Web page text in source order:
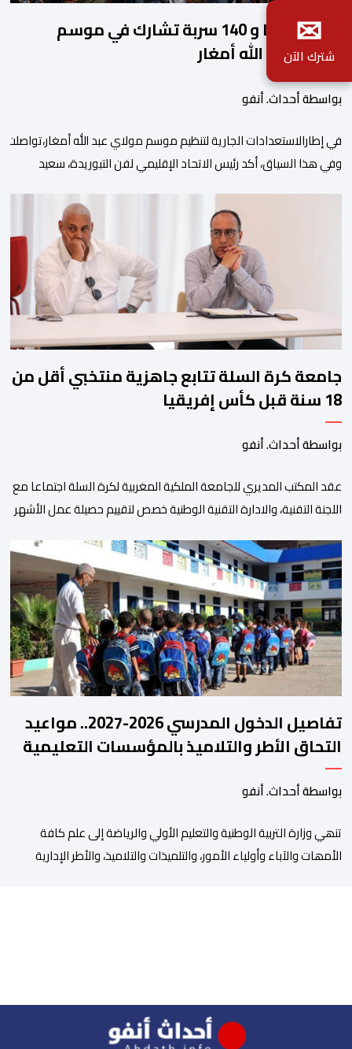
2140 فارسا و 140 سربة تشارك في موسم
مولاي عبد الله أمغار
بواسطة أحداث. أنفو
في إطارالاستعدادات الجارية لتنظيم موسم مولاي عبد الله
وفي هذا السياق، أكد رئيس الاتحاد الإقليمي لفن التبوريدة، سعيد
ولم تخل هذه الدورة من مؤشرات إيجابية على مستوى تنوعالمشاركة،
وتبرز هذه الأرقام الحجم الكبير الذي باتت تعرفه تظاهرةالتبوريدة
ومن المرتقب أن تعرف فعاليات الموسم إقبالا جماهيريا
واسعا،في ظل الشغف الكبير الذي يحظى به فن التبوريدة، باعتبارهأحد
جامعة كرة السلة تتابع جاهزية منتخبي أقل من
18 سنة قبل كأس إفريقيا
بواسطة أحداث. أنفو
عقد المكتب المديري للجامعة الملكية المغربية لكرة السلة اجتماعا مع
اللجنة التقنية، والادارة التقنية الوطنية خصص لتقييم حصيلة عمل الأشهر
المنتخبات الوطنية خلال الفترة الأخيرة. وشهد الاجتماع تقديم عرض
مفصل حول مشاركة المنتخبين الوطنيين لأقل من 18 سنة، إناثا وذكورا،
من طرف اللجنة التقنية التي واكبت كل […]
تفاصيل الدخول المدرسي 2026-2027.. مواعيد
التحاق الأطر والتلاميذ بالمؤسسات التعليمية
بواسطة أحداث. أنفو
تنھي وزارة التربیة الوطنیة والتعلیم الأولي والریاضة إلى علم كافة
الأمھات والآباء وأولیاء الأمور، والتلمیذات والتلامیذ، والأطر الإداریة
✉
شترك الآن